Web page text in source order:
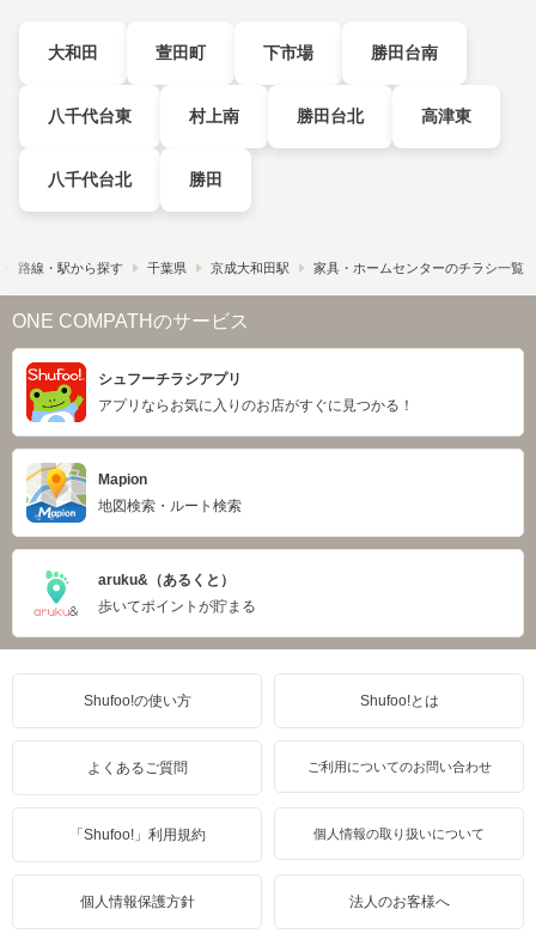
大和田 萱田町 下市場 勝田台南
八千代台東 村上南 勝田台北 高津東
八千代台北 勝田
路線・駅から探す 千葉県 京成大和田駅 家具・ホームセンターのチラシ一覧
ONE COMPATHのサービス
シュフーチラシアプリ
アプリならお気に入りのお店がすぐに見つかる！
Mapion
地図検索・ルート検索
aruku&（あるくと）
歩いてポイントが貯まる
Shufoo!の使い方 Shufoo!とは
よくあるご質問 ご利用についてのお問い合わせ
「Shufoo!」利用規約 個人情報の取り扱いについて
個人情報保護方針 法人のお客様へ